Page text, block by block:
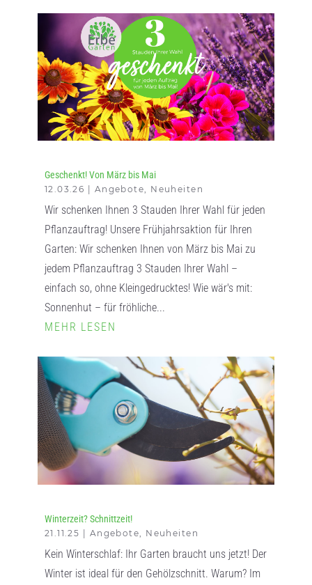
Geschenkt! Von März bis Mai
12.03.26 Angebote, Neuheiten
Wir schenken Ihnen 3 Stauden Ihrer Wahl für jeden
Pflanzauftrag! Unsere Frühjahrsaktion für Ihren
Garten: Wir schenken Ihnen von März bis Mai zu
jedem Pflanzauftrag 3 Stauden Ihrer Wahl –
einfach so, ohne Kleingedrucktes! Wie wär's mit:
Sonnenhut – für fröhliche...
MEHR LESEN
Winterzeit? Schnittzeit!
21.11.25 Angebote Neuheiten
Kein Winterschlaf: Ihr Garten braucht uns jetzt! Der
Winter ist ideal für den Gehölzschnitt. Warum? Im